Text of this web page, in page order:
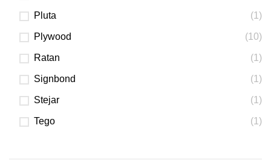
Pluta (1)
Plywood (10)
Ratan (1)
Signbond (1)
Stejar (1)
Tego (1)